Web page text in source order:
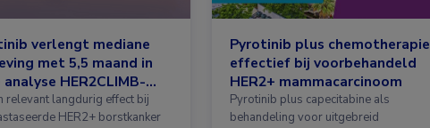
verlengt mediane
met 5,5 maand in
HER2CLIMB-
relevant langdurig effect bij
HER2+ borstkanker
Pyrotinib plus chemotherapie
effectief bij voorbehandeld
HER2+ mammacarcinoom
Pyrotinib plus capecitabine als
behandeling voor uitgebreid